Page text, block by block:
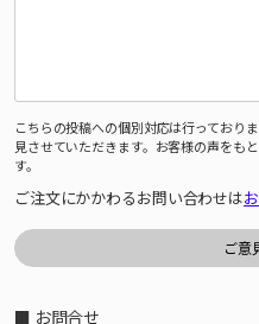
こちらの投稿への個別対応は行っており
見させていただきます。お客様の声をも
す。
ご注文にかかわるお問い合わせは
■ お問合せ